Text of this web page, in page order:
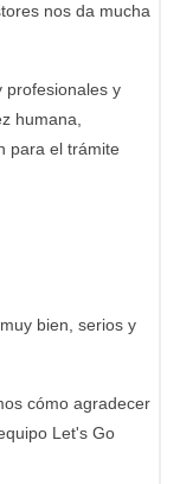
nos da mucha
profesionales y
humana,
para el trámite
bien, serios y
cómo agradecer
Let's Go